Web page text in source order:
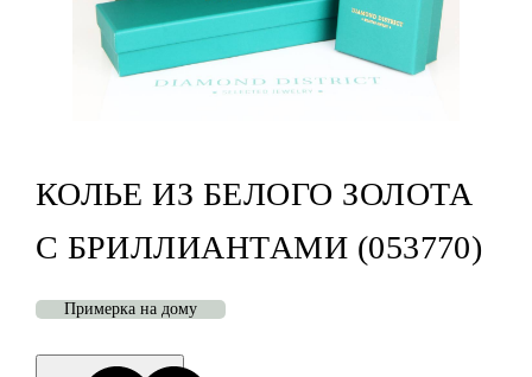
КОЛЬЕ ИЗ БЕЛОГО ЗОЛОТА
С БРИЛЛИАНТАМИ (053770)
Примерка на дому